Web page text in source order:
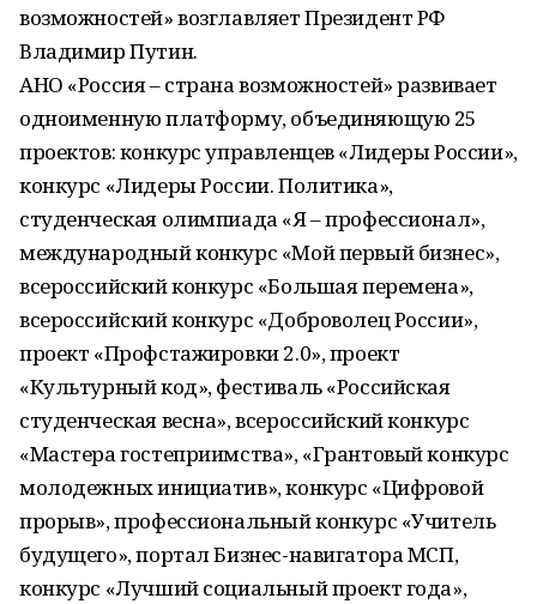
возможностей» возглавляет Президент РФ
Владимир Путин.
АНО «Россия – страна возможностей» развивает
одноименную платформу, объединяющую 25
проектов: конкурс управленцев «Лидеры России»,
конкурс «Лидеры России. Политика»,
студенческая олимпиада «Я – профессионал»,
международный конкурс «Мой первый бизнес»,
всероссийский конкурс «Большая перемена»,
всероссийский конкурс «Доброволец России»,
проект «Профстажировки 2.0», проект
«Культурный код», фестиваль «Российская
студенческая весна», всероссийский конкурс
«Мастера гостеприимства», «Грантовый конкурс
молодежных инициатив», конкурс «Цифровой
прорыв», профессиональный конкурс «Учитель
будущего», портал Бизнес-навигатора МСП,
конкурс «Лучший социальный проект года»,